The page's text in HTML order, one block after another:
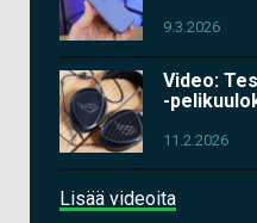
9.3.2026
Video:
-
11.2.2026
Lisää videoita